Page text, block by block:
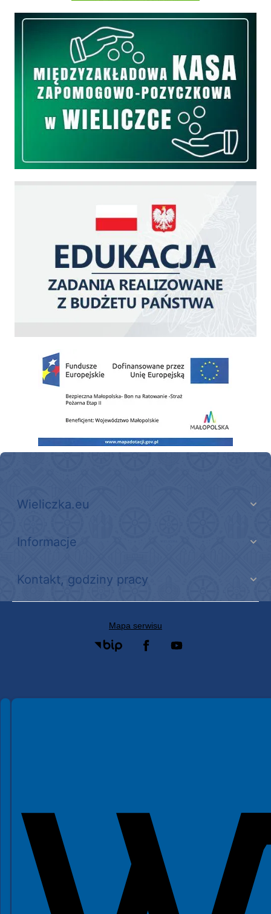
Międzyzakładowa Kasa Zapomogowo - Pożyczkowa
Zakup fabrycznie nowego, średniego samochodu ratowniczo-gaśniczego z
Wieliczka.eu
Informacje
Kontakt, godziny pracy
Mapa serwisu
Spełniamy standardy WCAG 2.2
Spełniamy standardy W3C